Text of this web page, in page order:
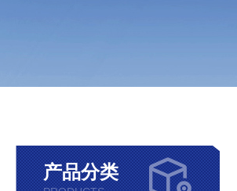
产品分类